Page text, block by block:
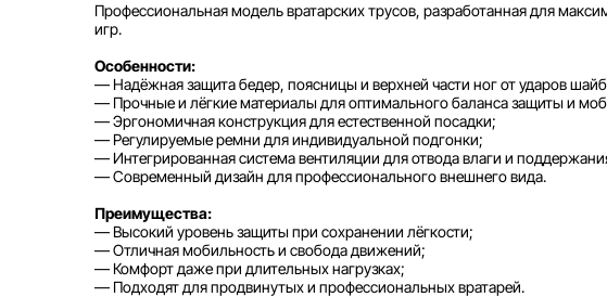
Профессиональная модель вратарских трусов, разработанная для
игр.
Особенности:
— Надёжная защита бедер, поясницы и верхней части ног от ударов
— Прочные и лёгкие материалы для оптимального баланса защиты и
— Эргономичная конструкция для естественной посадки;
— Регулируемые ремни для индивидуальной подгонки;
— Интегрированная система вентиляции для отвода влаги и
— Современный дизайн для профессионального внешнего вида.
Преимущества:
— Высокий уровень защиты при сохранении лёгкости;
— Отличная мобильность и свобода движений;
— Комфорт даже при длительных нагрузках;
— Подходят для продвинутых и профессиональных вратарей.